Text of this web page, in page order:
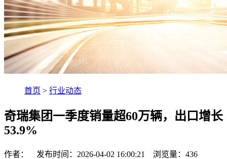
首页 > 行业动态
奇瑞集团一季度销量超60万辆，出口增长
53.9%
作者： 发布时间：2026-04-02 16:00:21 浏览量： 436